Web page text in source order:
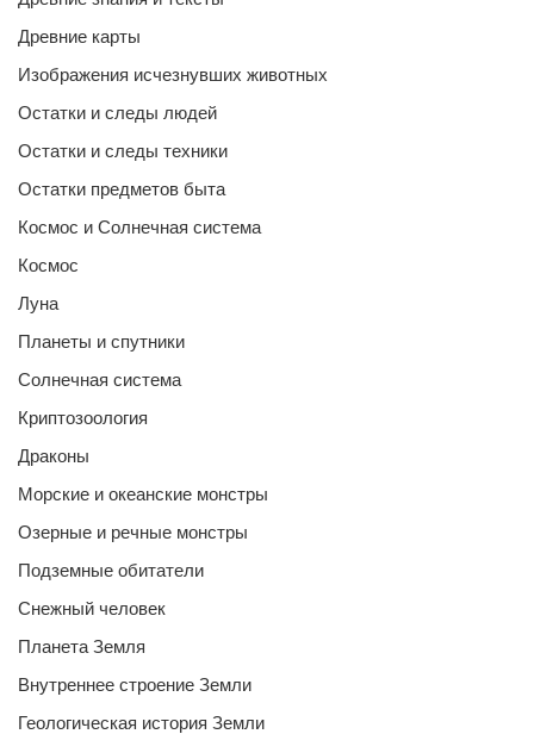
Древние карты
Изображения исчезнувших животных
Остатки и следы людей
Остатки и следы техники
Остатки предметов быта
Космос и Солнечная система
Космос
Луна
Планеты и спутники
Солнечная система
Криптозоология
Драконы
Морские и океанские монстры
Озерные и речные монстры
Подземные обитатели
Снежный человек
Планета Земля
Внутреннее строение Земли
Геологическая история Земли